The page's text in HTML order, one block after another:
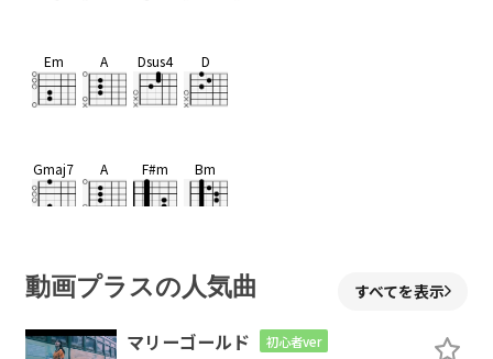
Em A Dsus4 D
Gmaj7 A F#m Bm
Em A Dsus4 D
動画プラスの人気曲 すべてを表示
マリーゴールド 初心者ver